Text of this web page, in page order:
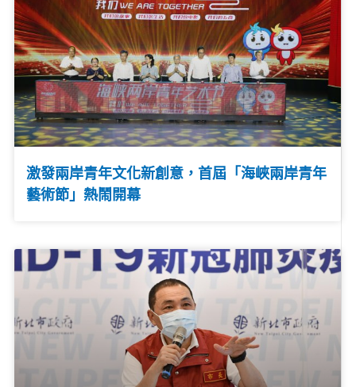
激發兩岸青年文化新創意，首屆「海峽兩岸青年
藝術節」熱鬧開幕